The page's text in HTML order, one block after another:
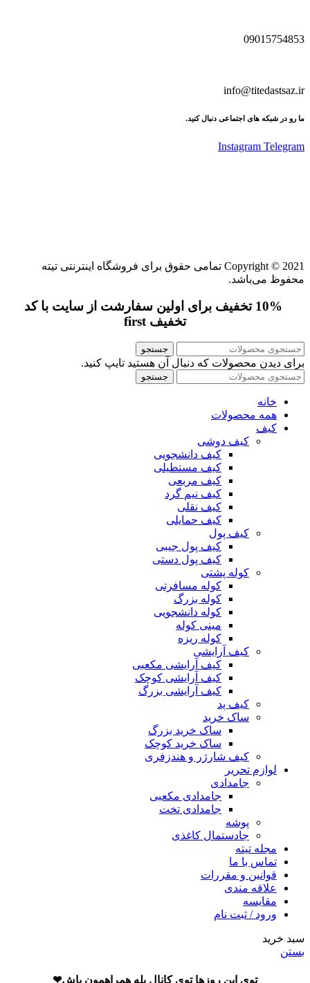
09015754853
info@titedastsaz.ir
ما رو در شبکه های اجتماعی دنبال کنید.
Instagram Telegram
Copyright © 2021 تمامی حقوق برای فروشگاه اینترنتی تیته
محفوظ می‌باشد.
10% تخفیف برای اولین سفارشت از سایت با کد
تخفیف first
جستجو
برای دیدن محصولات که دنبال آن هستید تایپ کنید.
جستجو
خانه
همه محصولات
کیف
کیف دوشی
کیف دانشجویی
کیف مستطیلی
کیف مربعی
کیف نیم گرد
کیف نقلی
کیف حمایلی
کیف پول
کیف پول جیبی
کیف پول دستی
کوله پشتی
کوله مسافرتی
کوله بزرگ
کوله دانشجویی
مینی کوله
کوله ریزه
کیف آرایشی
کیف آرایشی مکعبی
کیف آرایشی کوچک
کیف آرایشی بزرگ
کیف پد
ساک خرید
ساک خرید بزرگ
ساک خرید کوچک
کیف شارژر و هندزفری
لوازم تحریر
جامدادی
جامدادی مکعبی
جامدادی تخت
پوشه
جادستمال کاغذی
مجله تیته
تماس با ما
قوانین و مقررات
علاقه مندی
مقایسه
ورود / ثبت نام
سبد خرید
بستن
توی این روزها توی کانال بله همراهمون باش❤